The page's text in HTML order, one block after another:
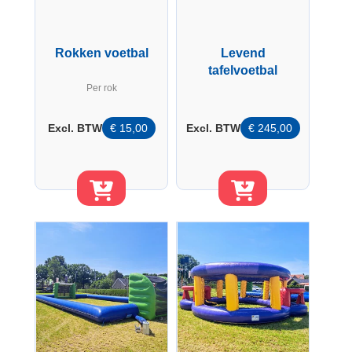
Rokken voetbal
Per rok
€ 15,00
Excl. BTW
Levend
tafelvoetbal
€ 245,00
Excl. BTW